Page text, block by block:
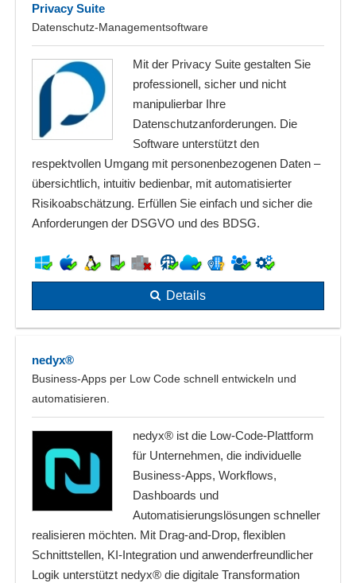
Privacy Suite
Datenschutz-Managementsoftware
Mit der Privacy Suite gestalten Sie
professionell, sicher und nicht
manipulierbar Ihre
Datenschutzanforderungen. Die
Software unterstützt den
respektvollen Umgang mit personenbezogenen Daten –
übersichtlich, intuitiv bedienbar, mit automatisierter
Risikoabschätzung. Erfüllen Sie einfach und sicher die
Anforderungen der DSGVO und des BDSG.
Details
nedyx®
Business-Apps per Low Code schnell entwickeln und
automatisieren.
nedyx® ist die Low-Code-Plattform
für Unternehmen, die individuelle
Business-Apps, Workflows,
Dashboards und
Automatisierungslösungen schneller
realisieren möchten. Mit Drag-and-Drop, flexiblen
Schnittstellen, KI-Integration und anwenderfreundlicher
Logik unterstützt nedyx® die digitale Transformation